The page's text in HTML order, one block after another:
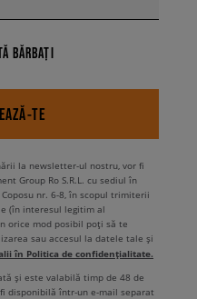
BĂRBAȚI
TE
la newsletter-ul nostru, vor fi
Group Ro S.R.L. cu sediul în
nr. 6-8, în scopul trimiterii
(în interesul legitim al
orice mod posibil poți să te
sau accesul la datele tale și
în Politica de confidențialitate.
și este valabilă timp de 48 de
disponibilă într-un e-mail separat